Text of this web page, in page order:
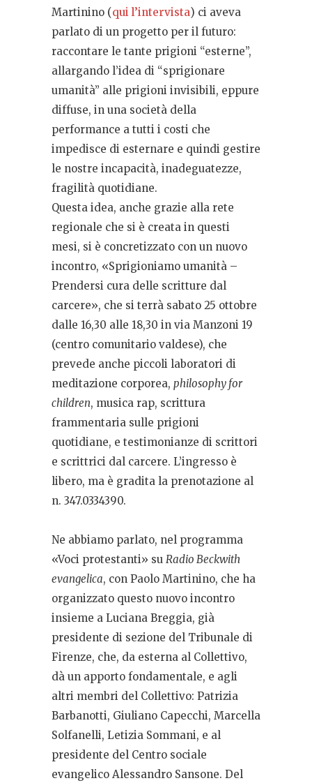
Martinino (qui l’intervista) ci aveva
parlato di un progetto per il futuro:
raccontare le tante prigioni “esterne”,
allargando l’idea di “sprigionare
umanità” alle prigioni invisibili, eppure
diffuse, in una società della
performance a tutti i costi che
impedisce di esternare e quindi gestire
le nostre incapacità, inadeguatezze,
fragilità quotidiane.
Questa idea, anche grazie alla rete
regionale che si è creata in questi
mesi, si è concretizzato con un nuovo
incontro, «Sprigioniamo umanità –
Prendersi cura delle scritture dal
carcere», che si terrà sabato 25 ottobre
dalle 16,30 alle 18,30 in via Manzoni 19
(centro comunitario valdese), che
prevede anche piccoli laboratori di
meditazione corporea, philosophy for
children, musica rap, scrittura
frammentaria sulle prigioni
quotidiane, e testimonianze di scrittori
e scrittrici dal carcere. L’ingresso è
libero, ma è gradita la prenotazione al
n. 347.0334390.
Ne abbiamo parlato, nel programma
«Voci protestanti» su Radio Beckwith
evangelica, con Paolo Martinino, che ha
organizzato questo nuovo incontro
insieme a Luciana Breggia, già
presidente di sezione del Tribunale di
Firenze, che, da esterna al Collettivo,
dà un apporto fondamentale, e agli
altri membri del Collettivo: Patrizia
Barbanotti, Giuliano Capecchi, Marcella
Solfanelli, Letizia Sommani, e al
presidente del Centro sociale
evangelico Alessandro Sansone. Del